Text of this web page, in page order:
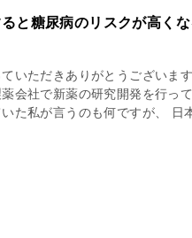
と糖尿病のリスクが高くな
いただきありがとうございま
会社で新薬の研究開発を行っ
た私が言うのも何ですが、